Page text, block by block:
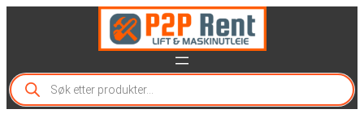
P
r
o